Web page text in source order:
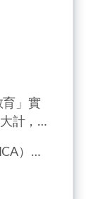
育」實
計，人
來本會
）專